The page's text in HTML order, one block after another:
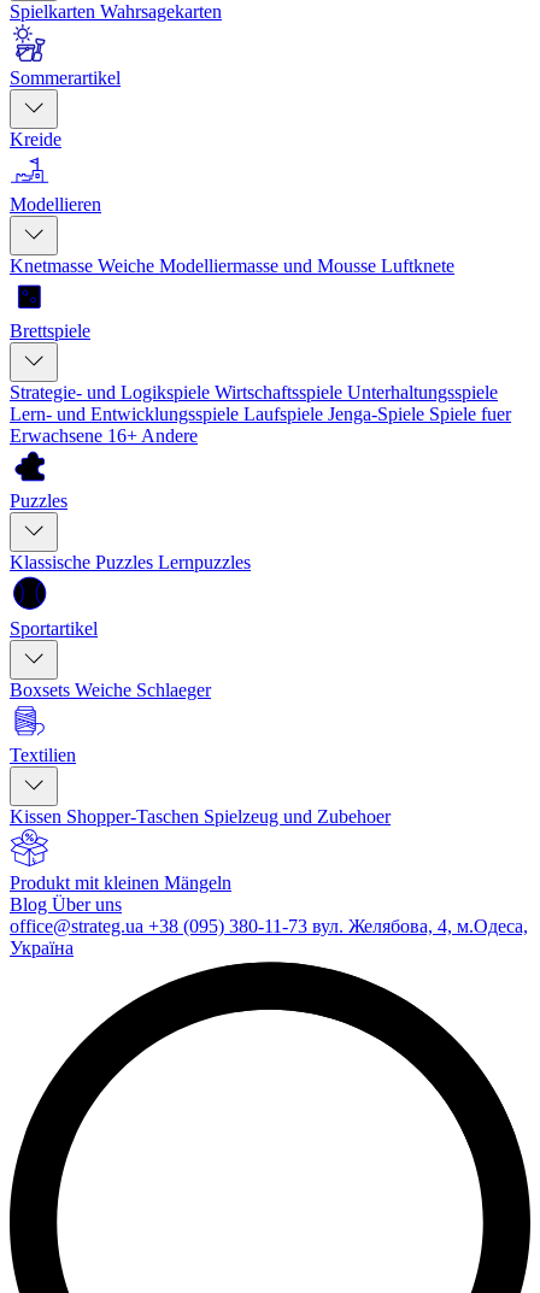
Spielkarten Wahrsagekarten
Sommerartikel
Kreide
Modellieren
Knetmasse Weiche Modelliermasse und Mousse Luftknete
Brettspiele
Strategie- und Logikspiele Wirtschaftsspiele Unterhaltungsspiele
Lern- und Entwicklungsspiele Laufspiele Jenga-Spiele Spiele fuer
Erwachsene 16+ Andere
Puzzles
Klassische Puzzles Lernpuzzles
Sportartikel
Boxsets Weiche Schlaeger
Textilien
Kissen Shopper-Taschen Spielzeug und Zubehoer
Produkt mit kleinen Mängeln
Blog Über uns
office@strateg.ua +38 (095) 380-11-73 вул. Желябова, 4, м.Одеса,
Україна